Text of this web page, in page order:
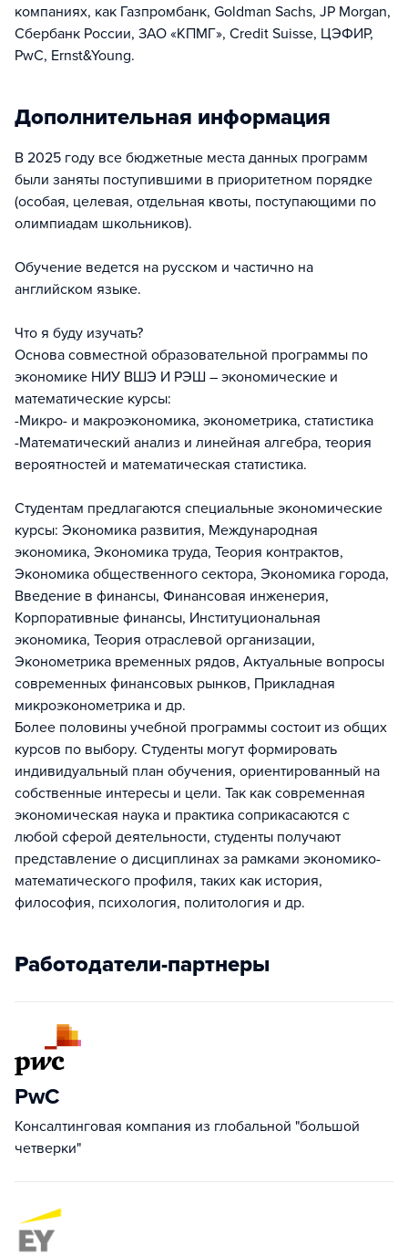
компаниях, как Газпромбанк, Goldman Sachs, JP Morgan,
Сбербанк России, ЗАО «КПМГ», Credit Suisse, ЦЭФИР,
PwC, Ernst&Young.
Дополнительная информация
В 2025 году все бюджетные места данных программ
были заняты поступившими в приоритетном порядке
(особая, целевая, отдельная квоты, поступающими по
олимпиадам школьников).
Обучение ведется на русском и частично на
английском языке.
Что я буду изучать?
Основа совместной образовательной программы по
экономике НИУ ВШЭ И РЭШ – экономические и
математические курсы:
-Микро- и макроэкономика, эконометрика, статистика
-Математический анализ и линейная алгебра, теория
вероятностей и математическая статистика.
Студентам предлагаются специальные экономические
курсы: Экономика развития, Международная
экономика, Экономика труда, Теория контрактов,
Экономика общественного сектора, Экономика города,
Введение в финансы, Финансовая инженерия,
Корпоративные финансы, Институциональная
экономика, Теория отраслевой организации,
Эконометрика временных рядов, Актуальные вопросы
современных финансовых рынков, Прикладная
микроэконометрика и др.
Более половины учебной программы состоит из общих
курсов по выбору. Студенты могут формировать
индивидуальный план обучения, ориентированный на
собственные интересы и цели. Так как современная
экономическая наука и практика соприкасаются с
любой сферой деятельности, студенты получают
представление о дисциплинах за рамками экономико-
математического профиля, таких как история,
философия, психология, политология и др.
Работодатели-партнеры
PwC
Консалтинговая компания из глобальной "большой
четверки"